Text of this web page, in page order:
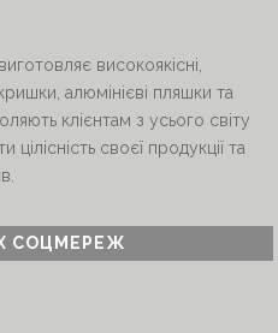
високоякісні,
алюмінієві пляшки та
клієнтам з усього світу
своєї продукції та
СОЦМЕРЕЖ